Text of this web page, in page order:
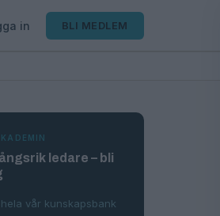
in BLI MEDLEM
ledare – bli
vår kunskapsbank